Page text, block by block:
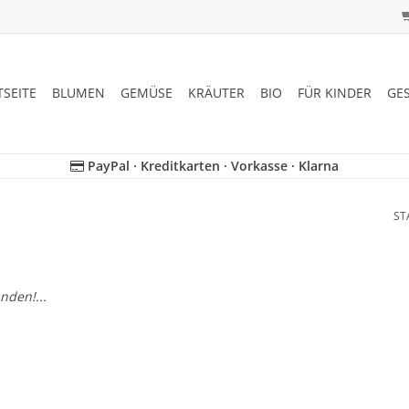
BLUMEN GEMÜSE KRÄUTER BIO FÜR KINDER
PayPal · Kreditkarten · Vorkasse · Klarna